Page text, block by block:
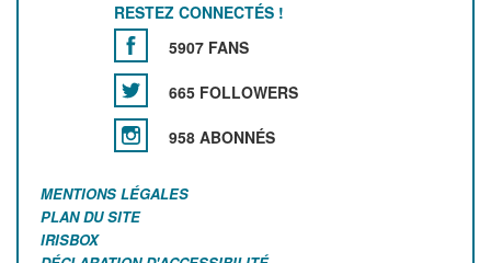
RESTEZ CONNECTÉS !
5907 FANS
665 FOLLOWERS
958 ABONNÉS
MENTIONS LÉGALES
PLAN DU SITE
IRISBOX